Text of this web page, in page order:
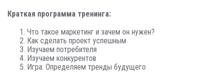
Краткая программа тренинга:
Что такое маркетинг и зачем он нужен?
Как сделать проект успешным
Изучаем потребителя
Изучаем конкурентов
Игра: Определяем тренды будущего